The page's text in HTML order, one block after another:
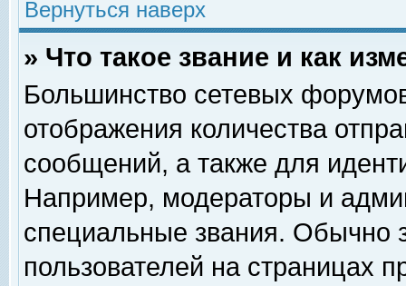
Вернуться наверх
» Что такое звание и как
Большинство сетевых
отображения количества
сообщений, а также для
Например, модераторы и
специальные звания. Обычно
пользователей на страницах